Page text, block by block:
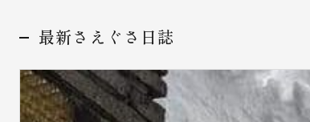
最新さえぐさ日誌